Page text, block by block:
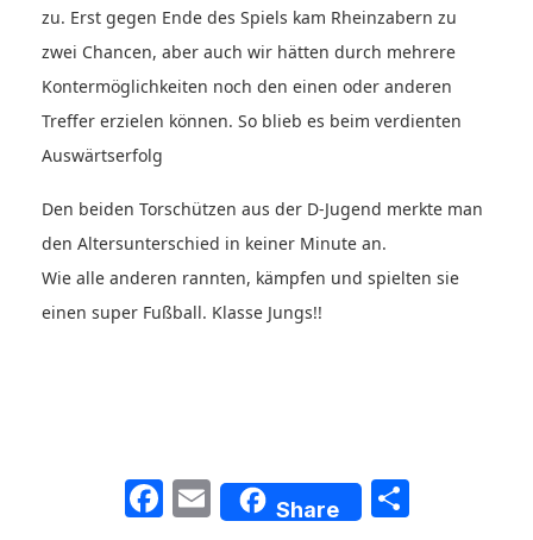
zu. Erst gegen Ende des Spiels kam Rheinzabern zu
zwei Chancen, aber auch wir hätten durch mehrere
Kontermöglichkeiten noch den einen oder anderen
Treffer erzielen können. So blieb es beim verdienten
Auswärtserfolg
Den beiden Torschützen aus der D-Jugend merkte man
den Altersunterschied in keiner Minute an.
Wie alle anderen rannten, kämpfen und spielten sie
einen super Fußball. Klasse Jungs!!
Facebook
EmailShare Teilen